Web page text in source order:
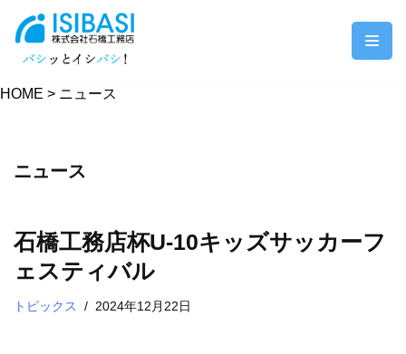
テ
へ
ッ
プ
HOME > ニュース
ニュース
石橋工務店杯U-10キッズサッカーフ
ェスティバル
トピックス 2024年12月22日